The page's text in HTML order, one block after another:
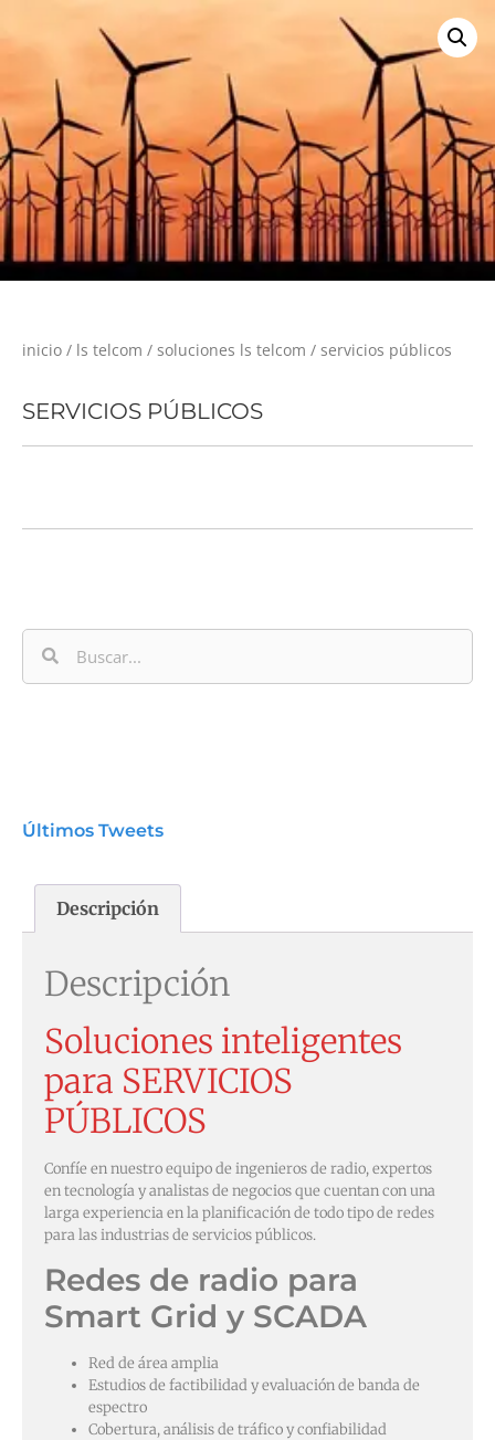
inicio / ls telcom / soluciones ls telcom / servicios públicos
SERVICIOS PÚBLICOS
Descripción
Descripción
Soluciones inteligentes
para SERVICIOS
PÚBLICOS
Confíe en nuestro equipo de ingenieros de radio, expertos
en tecnología y analistas de negocios que cuentan con una
larga experiencia en la planificación de todo tipo de redes
para las industrias de servicios públicos.
Redes de radio para
Smart Grid y SCADA
Red de área amplia
Estudios de factibilidad y evaluación de banda de
espectro
Cobertura, análisis de tráfico y confiabilidad
Últimos Tweets